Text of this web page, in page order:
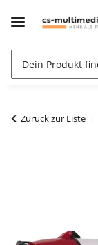
Zurück zur Liste